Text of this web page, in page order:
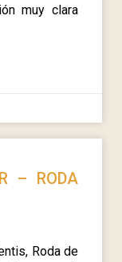
muy clara
– RODA
Roda de